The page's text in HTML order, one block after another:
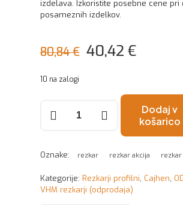
izdelava. Izkoristite posebne cene pri
posameznih izdelkov.
80,84€ Izvirna
bila:
80,84 €.
40,42 €
40,42 €.
10 na zalogi
Rezkar
8x10x104
G3
Dodaj v
košarico
Oznake: rezkar rezkar akcija
Kategorije: Rezkarji profilni, Cajhen,
VHM rezkarji (odprodaja)